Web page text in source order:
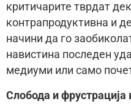
критичарите тврдат
контрапродуктивна и
начини да го
навистина последен
медиуми или само
Слобода и фрустрација